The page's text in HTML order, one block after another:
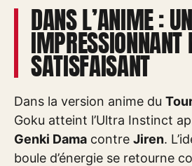
DANS L’ANIME :
SATISFAISANT
Dans la version anime du
Goku atteint l’Ultra Instinct
Genki Dama contre Jiren.
boule d’énergie se retourne